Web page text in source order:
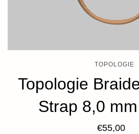
TOPOLOGIE
Topologie
Strap 8,0
€55,00